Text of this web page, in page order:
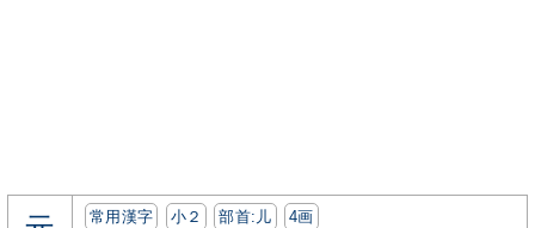
常用漢字 小２ 部首:⼉ 4画